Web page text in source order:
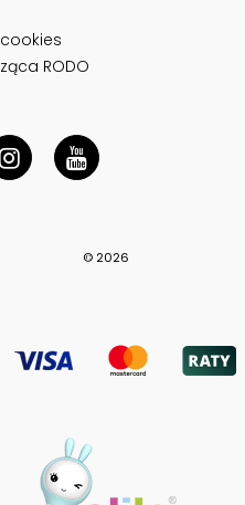
RODO
© 2026